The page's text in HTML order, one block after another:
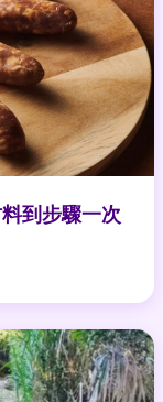
到步驟一次